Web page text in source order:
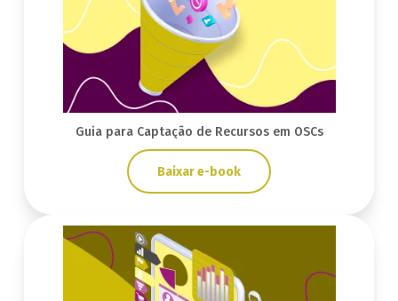
Guia para Captação de Recursos em OSCs
Baixar e-book